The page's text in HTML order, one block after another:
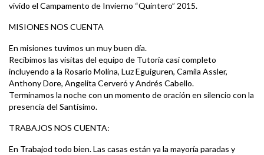
vivido el Campamento de Invierno “Quintero” 2015.
MISIONES NOS CUENTA
En misiones tuvimos un muy buen día.
Recibimos las visitas del equipo de Tutoría casi completo
incluyendo a la Rosario Molina, Luz Eguiguren, Camila Assler,
Anthony Dore, Angelita Cerveró y Andrés Cabello.
Terminamos la noche con un momento de oración en silencio con la
presencia del Santísimo.
TRABAJOS NOS CUENTA:
En Trabajod todo bien. Las casas están ya la mayoría paradas y